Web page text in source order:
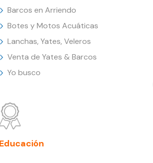
Barcos en Arriendo
Botes y Motos Acuáticas
Lanchas, Yates, Veleros
Venta de Yates & Barcos
Yo busco
Educación